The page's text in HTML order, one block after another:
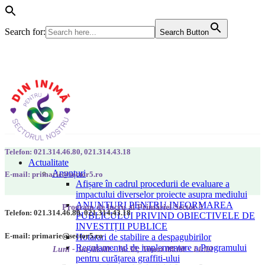
Search for: Search Button
Actualitate
Anunțuri
Afișare în cadrul procedurii de evaluare a
impactului diverselor proiecte asupra mediului
ANUNȚURI PENTRU INFORMAREA
PUBLICULUI PRIVIND OBIECTIVELE DE
INVESTIȚII PUBLICE
Hotarari de stabilire a despagubirilor
Regulamentul de implementare a Programului
pentru curățarea graffiti-ului
Telefon: 021.314.46.80, 021.314.43.18
E-mail: primarie@sector5.ro
Program de lucru al Primăriei Sector 5
Luni - Joi 08:00 - 16:30; Vineri 08:00 - 14:00
Telefon: 021.314.46.80, 021.314.43.18
E-mail: primarie@sector5.ro